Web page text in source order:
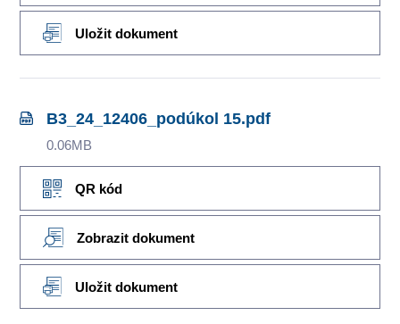
Uložit dokument
B3_24_12406_podúkol 15.pdf
0.06MB
QR kód
Zobrazit dokument
Uložit dokument